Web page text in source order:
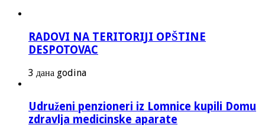
RADOVI NA TERITORIJI OPŠTINE
DESPOTOVAC
3 дана godina
Udruženi penzioneri iz Lomnice kupili Domu
zdravlja medicinske aparate